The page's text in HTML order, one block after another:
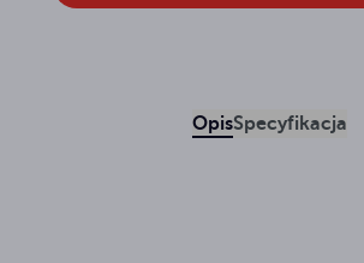
OpisSpecyfikacja